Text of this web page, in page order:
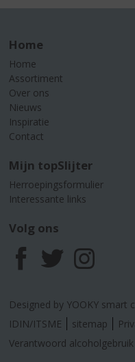
Home
Home
Assortiment
Over ons
Nieuws
Inspiratie
Contact
Mijn topSlijter
Herroepingsformulier
Interessante links
Volg ons
F
a
c
T
w
i
I
n
s
Designed by YOOKY smart
IDIN/ITSME
sitemap
Verantwoord alcoholgebruik